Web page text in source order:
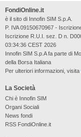
La Società
Chi è Innofin SIM
Organi Sociali
News fondi
RSS FondiOnline.it
FondiOnline.it
è il sito di Innofin SIM S.p.A.
P. IVA 09150670967 -
Iscrizione R.U.I. sez. D n.
03:34:36 CEST 2026
Innofin SIM S.p.A fa parte di
della Borsa Italiana
Per ulteriori informazioni, visita